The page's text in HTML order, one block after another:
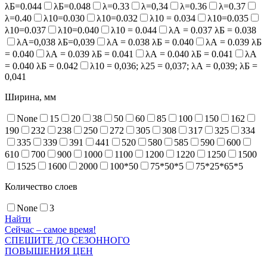
λБ=0.044
λБ=0.048 λ=0.33 λ=0,34 λ=0.36
λ=0.37
λ=0.40
λ10=0.030 λ10=0.032 λ10 = 0.034
λ10=0.035
λ10=0.037
λ10=0.040 λ10 = 0.044
λА = 0.037 λБ = 0.038
λА=0,038 λБ=0,039
λA = 0.038 λБ = 0.040
λА = 0.039 λБ
= 0.040
λА = 0.039 λБ = 0.041 λА = 0.040 λБ = 0.041
λА
= 0.040 λБ = 0.042
λ10 = 0,036; λ25 = 0,037; λА = 0,039; λБ =
0,041
Ширина, мм
None 15 20 38 50 60 85 100 150
162
190
232 238 250 272 305 308 317 325
334
335
339 391 441 520 580 585 590
600
610
700 900 1000 1100 1200 1220 1250
1500
1525
1600 2000 100*50 75*50*5
75*25*65*5
Количество слоев
None
3
Найти
Сейчас – самое время!
СПЕШИТЕ ДО СЕЗОННОГО
ПОВЫШЕНИЯ ЦЕН